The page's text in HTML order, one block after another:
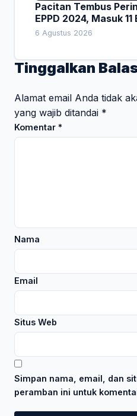
Pacitan Tembus
EPPD 2024, Masuk
6 Agustus 2026
Tinggalkan
Alamat email Anda tidak
yang wajib ditandai *
Komentar *
Nama
Email
Situs Web
Simpan nama, email, dan
peramban ini untuk